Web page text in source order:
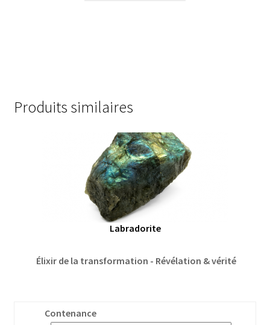
Produits similaires
Labradorite
Élixir de la transformation - Révélation & vérité
Contenance